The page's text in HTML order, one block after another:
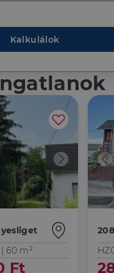
Kalkulálok
| 60 m²
Ft